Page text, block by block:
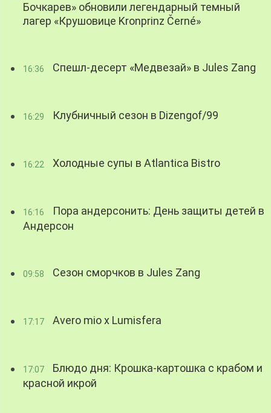
Бочкарев» обновили легендарный темный
лагер «Крушовице Kronprinz Černé»
16:36 Спешл-десерт «Медвезай» в Jules Zang
16:29 Клубничный сезон в Dizengof/99
16:22 Холодные супы в Atlantica Bistro
16:16
Пора андерсонить: День защиты детей в
Андерсон
09:58 Сезон сморчков в Jules Zang
17:17 Avero mio x Lumisfera
17:07
Блюдо дня: Крошка-картошка с крабом и
красной икрой